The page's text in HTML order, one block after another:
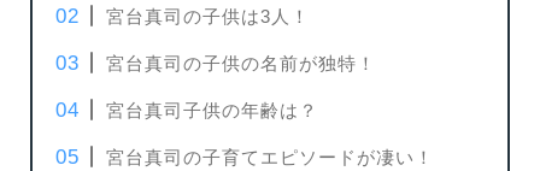
宮台真司の子供は3人！
宮台真司の子供の名前が独特！
宮台真司子供の年齢は？
宮台真司の子育てエピソードが凄い！